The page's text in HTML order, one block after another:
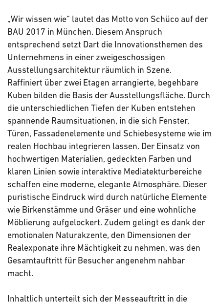
„Wir wissen wie“ lautet das Motto von Schüco auf der
BAU 2017 in München. Diesem Anspruch
entsprechend setzt Dart die Innovationsthemen des
Unternehmens in einer zweigeschossigen
Ausstellungsarchitektur räumlich in Szene.
Raffiniert über zwei Etagen arrangierte, begehbare
Kuben bilden die Basis der Ausstellungsfläche. Durch
die unterschiedlichen Tiefen der Kuben entstehen
spannende Raumsituationen, in die sich Fenster,
Türen, Fassadenelemente und Schiebesysteme wie im
realen Hochbau integrieren lassen. Der Einsatz von
hochwertigen Materialien, gedeckten Farben und
klaren Linien sowie interaktive Mediatekturbereiche
schaffen eine moderne, elegante Atmosphäre. Dieser
puristische Eindruck wird durch natürliche Elemente
wie Birkenstämme und Gräser und eine wohnliche
Möblierung aufgelockert. Zudem gelingt es dank der
emotionalen Naturakzente, den Dimensionen der
Realexponate ihre Mächtigkeit zu nehmen, was den
Gesamtauftritt für Besucher angenehm nahbar
macht.
Inhaltlich unterteilt sich der Messeauftritt in die